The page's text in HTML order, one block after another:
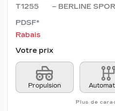
T1255
– BERLINE
PDSF*
Rabais
Votre prix
Propulsion
Plus de